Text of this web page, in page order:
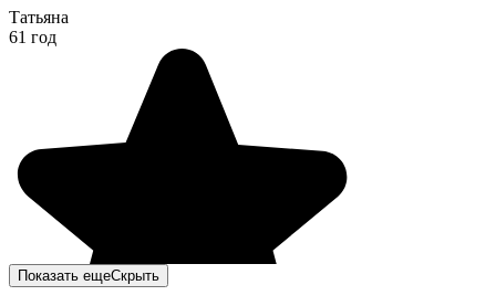
Татьяна
61 год
Показать ещеСкрыть